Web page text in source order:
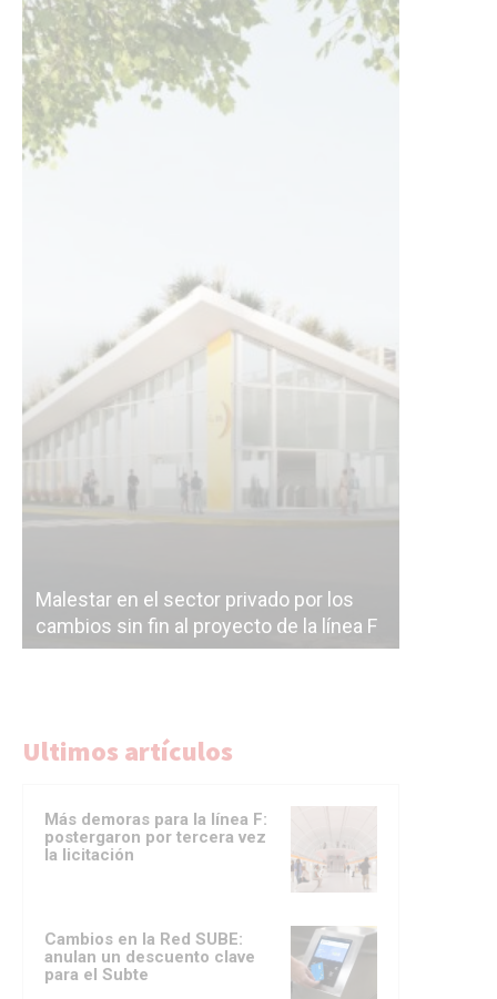
Malestar en el sector privado por los
cambios sin fin al proyecto de la línea F
Ultimos artículos
Más demoras para la línea F:
postergaron por tercera vez
la licitación
Cambios en la Red SUBE:
anulan un descuento clave
para el Subte